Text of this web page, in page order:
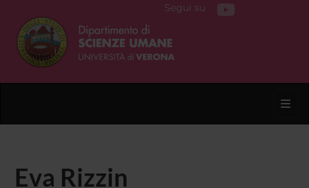
Segui su
Eva Rizzin